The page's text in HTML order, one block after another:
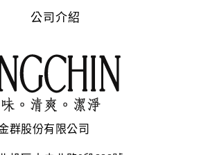
公司介紹
群股份有限公司